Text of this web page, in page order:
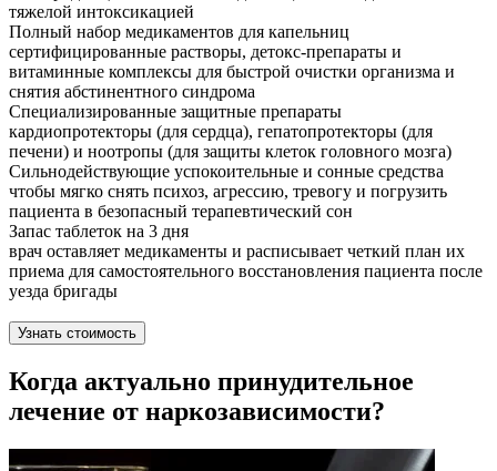
тяжелой интоксикацией
Полный набор медикаментов для капельниц
сертифицированные растворы, детокс-препараты и
витаминные комплексы для быстрой очистки организма и
снятия абстинентного синдрома
Специализированные защитные препараты
кардиопротекторы (для сердца), гепатопротекторы (для
печени) и ноотропы (для защиты клеток головного мозга)
Сильнодействующие успокоительные и сонные средства
чтобы мягко снять психоз, агрессию, тревогу и погрузить
пациента в безопасный терапевтический сон
Запас таблеток на 3 дня
врач оставляет медикаменты и расписывает четкий план их
приема для самостоятельного восстановления пациента после
уезда бригады
Узнать стоимость
Когда актуально принудительное
лечение от наркозависимости?